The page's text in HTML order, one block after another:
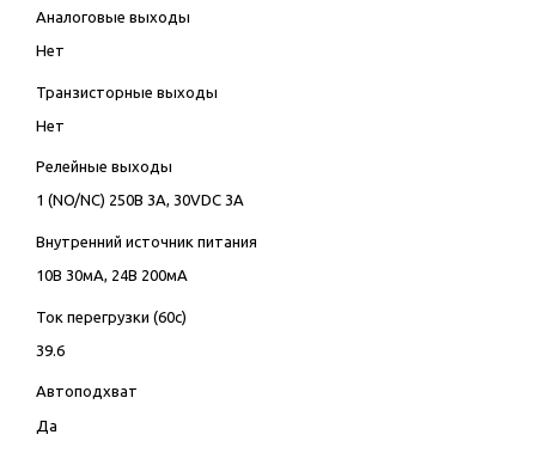
Аналоговые выходы
Нет
Транзисторные выходы
Нет
Релейные выходы
1 (NO/NC) 250В 3А, 30VDC 3А
Внутренний источник питания
10В 30мА, 24В 200мА
Ток перегрузки (60с)
39.6
Автоподхват
Да